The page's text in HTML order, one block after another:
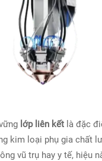
lớp liên kết là đặc
kim loại phụ gia chất
vũ trụ hay y tế, hiệu